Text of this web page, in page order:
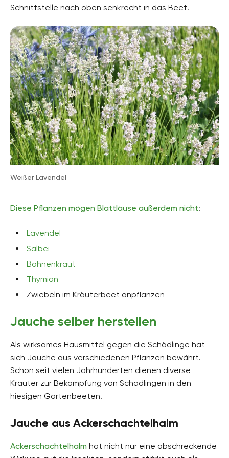
Schnittstelle nach oben senkrecht in das Beet.
Weißer Lavendel
Diese Pflanzen mögen Blattläuse außerdem nicht:
Lavendel
Salbei
Bohnenkraut
Thymian
Zwiebeln im Kräuterbeet anpflanzen
Jauche selber herstellen
Als wirksames Hausmittel gegen die Schädlinge hat
sich Jauche aus verschiedenen Pflanzen bewährt.
Schon seit vielen Jahrhunderten dienen diverse
Kräuter zur Bekämpfung von Schädlingen in den
hiesigen Gartenbeeten.
Jauche aus Ackerschachtelhalm
Ackerschachtelhalm hat nicht nur eine abschreckende